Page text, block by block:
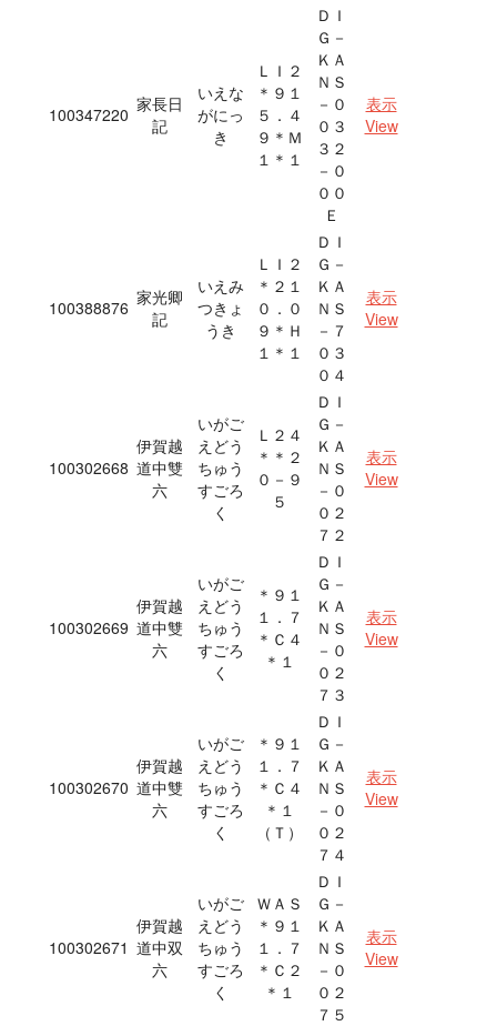
100347220 家長日
記
いえな
がにっ
き
ＬＩ２
＊９１
５．４
９＊Ｍ
１＊１
ＤＩ
Ｇ－
ＫＡ
ＮＳ
－０
０３
３２
－０
００
Ｅ
表示
View
100388876 家光卿
記
いえみ
つきょ
うき
ＬＩ２
＊２１
０．０
９＊Ｈ
１＊１
ＤＩ
Ｇ－
ＫＡ
ＮＳ
－７
０３
０４
表示
View
100302668
伊賀越
道中雙
六
いがご
えどう
ちゅう
すごろ
く
Ｌ２４
＊＊２
０－９
５
ＤＩ
Ｇ－
ＫＡ
ＮＳ
－０
０２
７２
表示
View
100302669
伊賀越
道中雙
六
いがご
えどう
ちゅう
すごろ
く
＊９１
１．７
＊Ｃ４
＊１
ＤＩ
Ｇ－
ＫＡ
ＮＳ
－０
０２
７３
表示
View
100302670
伊賀越
道中雙
六
いがご
えどう
ちゅう
すごろ
く
＊９１
１．７
＊Ｃ４
＊１
（Ｔ）
ＤＩ
Ｇ－
ＫＡ
ＮＳ
－０
０２
７４
表示
View
100302671
伊賀越
道中双
六
いがご
えどう
ちゅう
すごろ
く
ＷＡＳ
＊９１
１．７
＊Ｃ２
＊１
ＤＩ
Ｇ－
ＫＡ
ＮＳ
－０
０２
７５
表示
View